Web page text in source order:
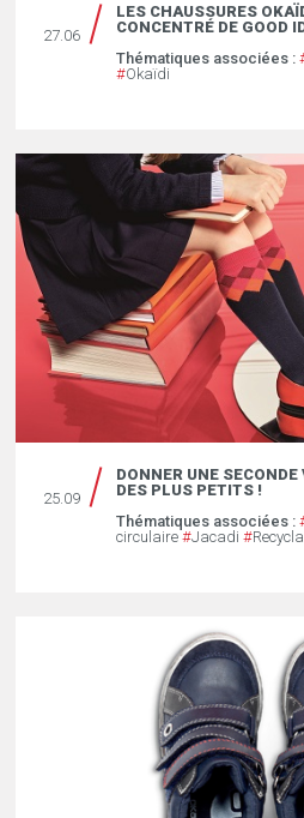
27.06
LES CHAUSSURES
CONCENTRÉ DE GOOD
Thématiques associées :
#Okaïdi
25.09
DONNER UNE
DES PLUS PETITS !
Thématiques associées :
circulaire #Jacadi #